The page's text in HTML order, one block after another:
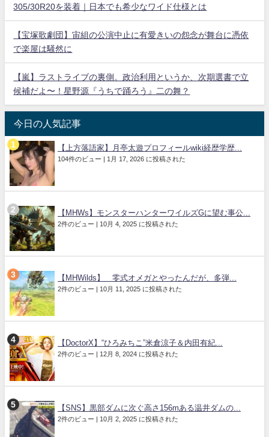
305/30R20を装着｜日本でも希少なワイド仕様とは
【宝塚歌劇団】宙組の公演中止に有愛きいの怨念が舞台に憑依
で楽屋は騒然に
【嵐】ラストライブの裏側。政治利用というか、次期選書で立
候補だよ〜！星野源『うちで踊ろう』二の舞？
今日の人気記事
【上方落語家】月亭太遊プロフィールwiki経歴学歴...
104件のビュー | 1月 17, 2026 に投稿された
【MHWs】モンスターハンターワイルズGに望む事公...
2件のビュー | 10月 4, 2025 に投稿された
【MHWilds】 零式オメガとやったんだが、多弾...
2件のビュー | 10月 11, 2025 に投稿された
【DoctorX】“ひろみちこ”米倉涼子＆内田有紀...
2件のビュー | 12月 8, 2024 に投稿された
【SNS】黒部ダムに次ぐ高さ156mある温井ダムの...
2件のビュー | 10月 2, 2025 に投稿された